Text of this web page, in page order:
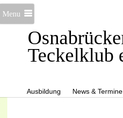
Teckelklub
Menu
Ausbildung News & Termine